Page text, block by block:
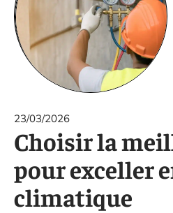
23/03/2026
Choisir la
pour exceller
climatique